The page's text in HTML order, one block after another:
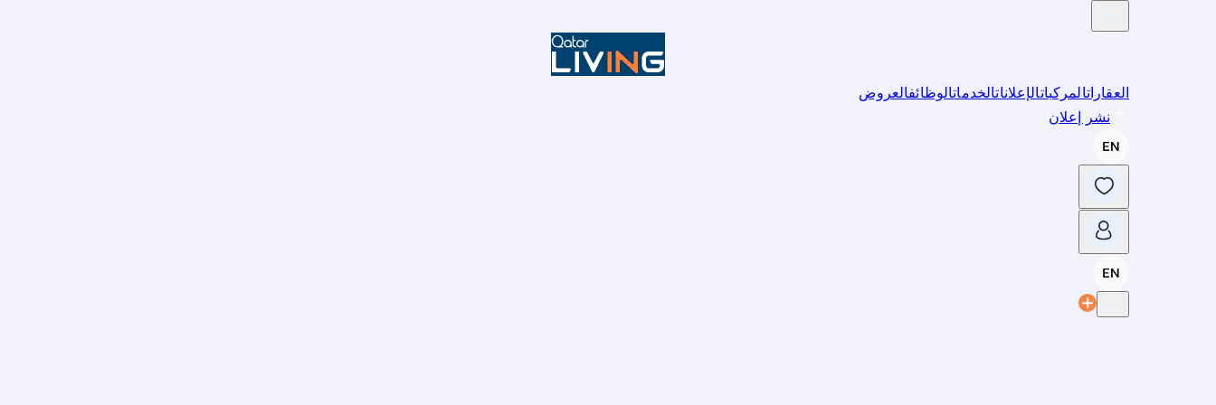
العقاراتالمركباتالإعلاناتالخدماتالوظائفالعروض
نشر إعلان